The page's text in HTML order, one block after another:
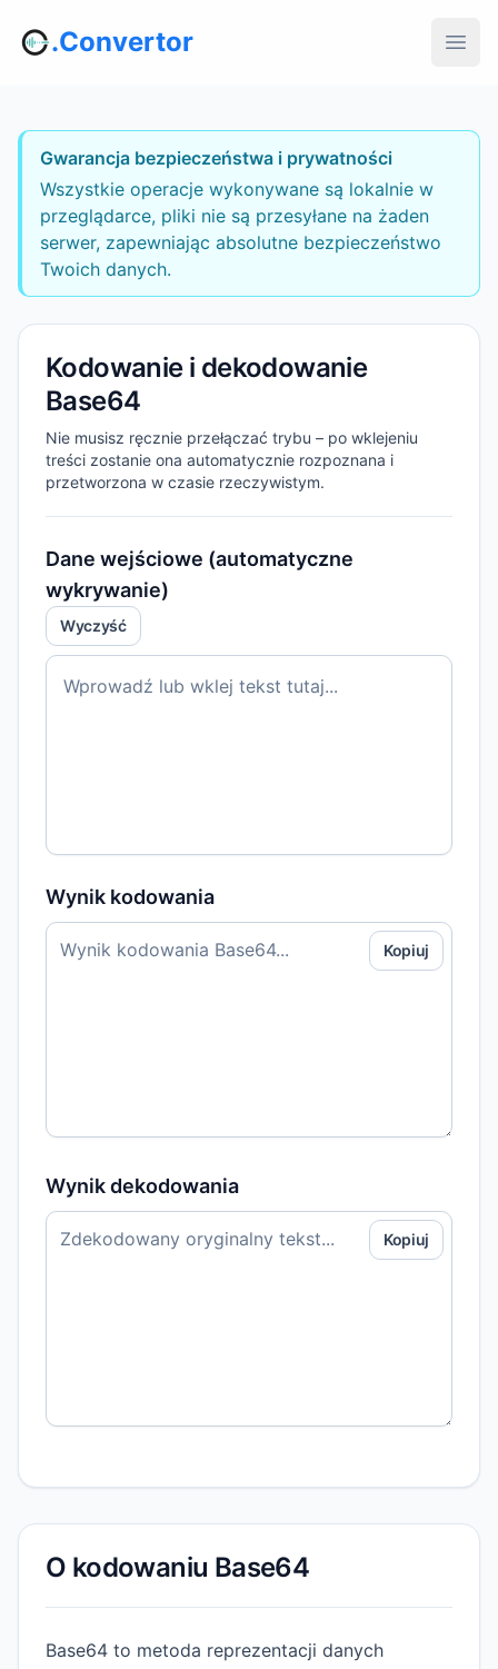
.Convertor
Gwarancja bezpieczeństwa i prywatności
Wszystkie operacje wykonywane są lokalnie w
przeglądarce, pliki nie są przesyłane na żaden
serwer, zapewniając absolutne bezpieczeństwo
Twoich danych.
Kodowanie i dekodowanie
Base64
Nie musisz ręcznie przełączać trybu – po wklejeniu
treści zostanie ona automatycznie rozpoznana i
przetworzona w czasie rzeczywistym.
Dane wejściowe (automatyczne
wykrywanie)
Wyczyść
Wprowadź lub wklej tekst tutaj...
Wynik kodowania
Kopiuj
Wynik dekodowania
Kopiuj
O kodowaniu Base64
Base64 to metoda reprezentacji danych